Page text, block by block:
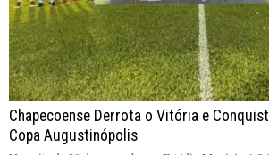
Chapecoense Derrota o Vitória e
Copa Augustinópolis